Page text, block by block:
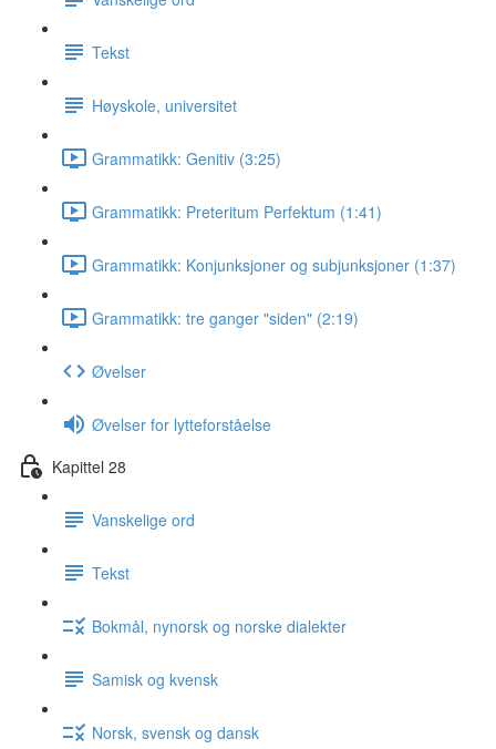
Tekst
Høyskole, universitet
Grammatikk: Genitiv (3:25)
Grammatikk: Preteritum Perfektum (1:41)
Grammatikk: Konjunksjoner og subjunksjoner (1:37)
Grammatikk: tre ganger "siden" (2:19)
Øvelser
Øvelser for lytteforståelse
Kapittel 28
Vanskelige ord
Tekst
Bokmål, nynorsk og norske dialekter
Samisk og kvensk
Norsk, svensk og dansk